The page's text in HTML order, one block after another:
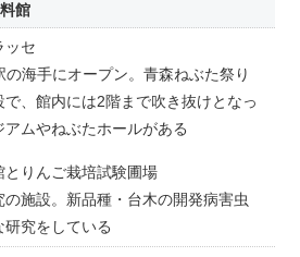
館
セ
海手にオープン。青森ねぶた祭り
、館内には2階まで吹き抜けとなっ
ムやねぶたホールがある
りんご栽培試験圃場
施設。新品種・台木の開発病害虫
究をしている